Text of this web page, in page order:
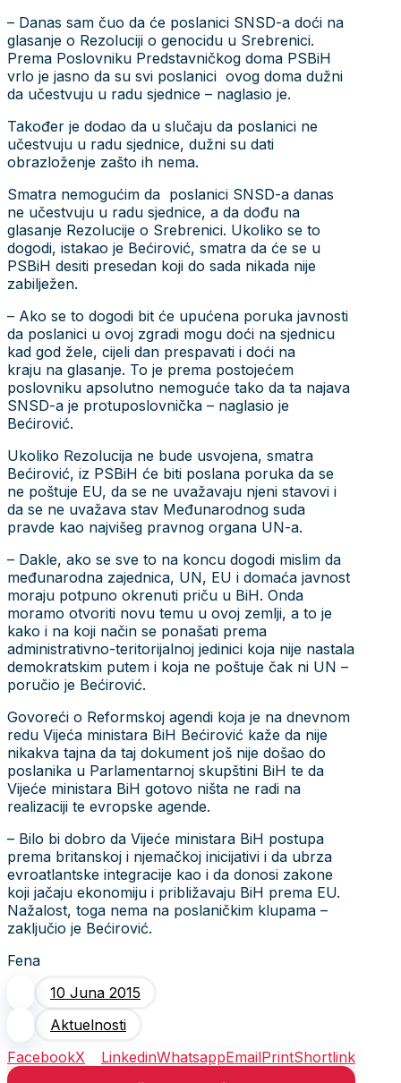
– Danas sam čuo da će poslanici SNSD-a doći na
glasanje o Rezoluciji o genocidu u Srebrenici.
Prema Poslovniku Predstavničkog doma PSBiH
vrlo je jasno da su svi poslanici ovog doma dužni
da učestvuju u radu sjednice – naglasio je.
Također je dodao da u slučaju da poslanici ne
učestvuju u radu sjednice, dužni su dati
obrazloženje zašto ih nema.
Smatra nemogućim da poslanici SNSD-a danas
ne učestvuju u radu sjednice, a da dođu na
glasanje Rezolucije o Srebrenici. Ukoliko se to
dogodi, istakao je Bećirović, smatra da će se u
PSBiH desiti presedan koji do sada nikada nije
zabilježen.
– Ako se to dogodi bit će upućena poruka javnosti
da poslanici u ovoj zgradi mogu doći na sjednicu
kad god žele, cijeli dan prespavati i doći na
kraju na glasanje. To je prema postojećem
poslovniku apsolutno nemoguće tako da ta najava
SNSD-a je protuposlovnička – naglasio je
Bećirović.
Ukoliko Rezolucija ne bude usvojena, smatra
Bećirović, iz PSBiH će biti poslana poruka da se
ne poštuje EU, da se ne uvažavaju njeni stavovi i
da se ne uvažava stav Međunarodnog suda
pravde kao najvišeg pravnog organa UN-a.
– Dakle, ako se sve to na koncu dogodi mislim da
međunarodna zajednica, UN, EU i domaća javnost
moraju potpuno okrenuti priču u BiH. Onda
moramo otvoriti novu temu u ovoj zemlji, a to je
kako i na koji način se ponašati prema
administrativno-teritorijalnoj jedinici koja nije nastala
demokratskim putem i koja ne poštuje čak ni UN –
poručio je Bećirović.
Govoreći o Reformskoj agendi koja je na dnevnom
redu Vijeća ministara BiH Bećirović kaže da nije
nikakva tajna da taj dokument još nije došao do
poslanika u Parlamentarnoj skupštini BiH te da
Vijeće ministara BiH gotovo ništa ne radi na
realizaciji te evropske agende.
– Bilo bi dobro da Vijeće ministara BiH postupa
prema britanskoj i njemačkoj inicijativi i da ubrza
evroatlantske integracije kao i da donosi zakone
koji jačaju ekonomiju i približavaju BiH prema EU.
Nažalost, toga nema na poslaničkim klupama –
zaključio je Bećirović.
Fena
10 Juna 2015
Aktuelnosti
FacebookX LinkedinWhatsappEmailPrintShortlink